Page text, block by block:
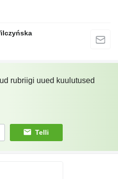
rubriigi uued kuulutused
Telli